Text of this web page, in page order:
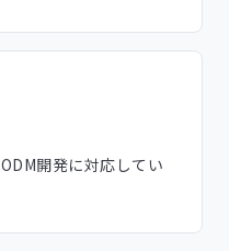
開発に対応してい